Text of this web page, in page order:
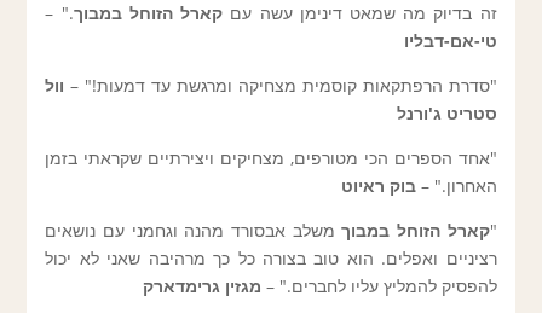
זה בדיוק מה שמאט דינימן עשה עם קארל הזוחל במבוך." –
טי-אם-דבליו
"סדרת הרפתקאות קוסמית מצחיקה ומרגשת עד דמעות!" – וול
סטריט ג'ורנל
"אחד הספרים הכי מטורפים, מצחיקים ויצירתיים שקראתי בזמן
האחרון." –בוק ראיוט
"קארל הזוחל במבוךמשלב אבסורד מהנה וגחמני עם נושאים
רציניים ואפלים. הוא טוב בצורה כל כך מרהיבה שאני לא יכול
להפסיק להמליץ עליו לחברים." – מגזין גרימדארק